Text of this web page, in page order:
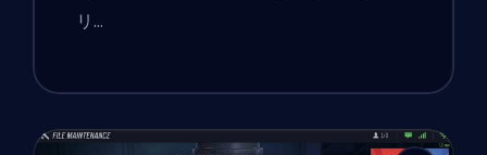
リ…